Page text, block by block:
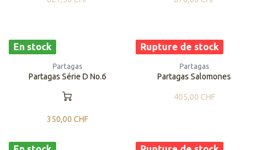
En stock
Partagas
Partagas Série D No.6
350,00 CHF
Rupture de stock
Partagas
Partagas Salomones
405,00 CHF